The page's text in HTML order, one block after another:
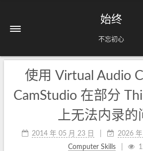
始终
不忘初心
使用 Virtual Audio
CamStudio 在部分
上无法内录的
2014 年 05 月 23 日
2026
Computer Skills